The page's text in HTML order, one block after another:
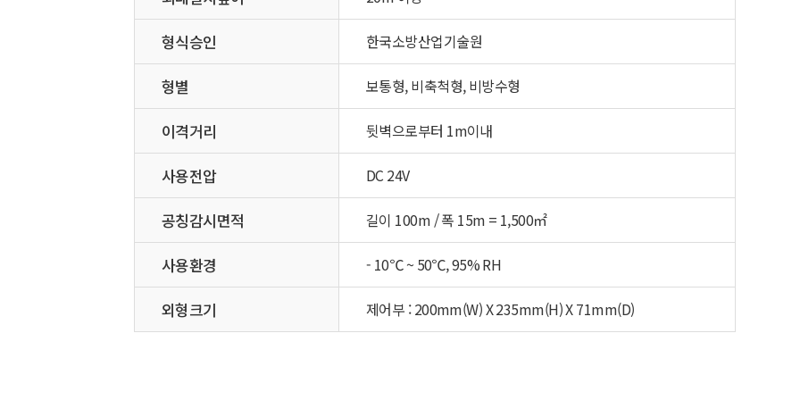
형식승인 한국소방산업기술원
형별 보통형, 비축척형, 비방수형
이격거리 뒷벽으로부터 1m이내
사용전압 DC 24V
공칭감시면적 길이 100m / 폭 15m = 1,500㎡
사용환경 - 10℃ ~ 50℃, 95% RH
외형크기 제어부 : 200mm(W) X 235mm(H) X 71mm(D)